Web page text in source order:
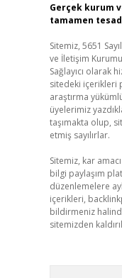
Gerçek kurum
tamamen
Sitemiz, 5651
ve İletişim
Sağlayıcı olarak
sitedeki içerikleri
araştırma
üyelerimiz
taşımakta olup,
etmiş sayılırlar.
Sitemiz, kar
bilgi paylaşım
düzenlemelere
içerikleri,
bildirmeniz
sitemizden